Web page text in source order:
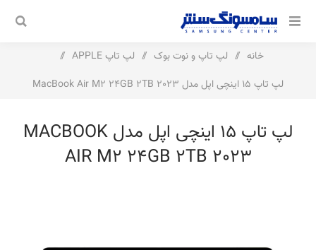
خانه / لپ تاپ و نوت بوک / لپ تاپ APPLE
/
لپ تاپ 15 اینچی اپل مدل MacBook Air M2 24GB 2TB 2023
لپ تاپ 15 اینچی اپل مدل MACBOOK
AIR M2 24GB 2TB 2023